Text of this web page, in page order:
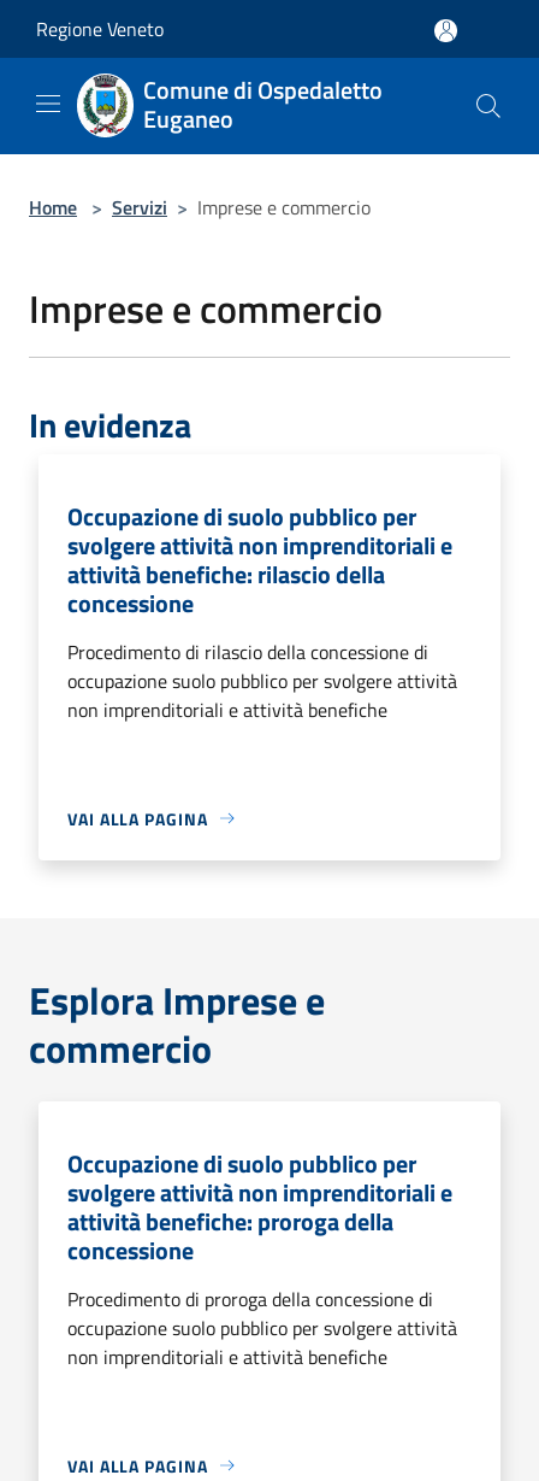
Regione Veneto
Comune di Ospedaletto
Euganeo
Home > Servizi > Imprese e commercio
Imprese e commercio
In evidenza
Occupazione di suolo pubblico per
svolgere attività non imprenditoriali e
attività benefiche: rilascio della
concessione
Procedimento di rilascio della concessione di
occupazione suolo pubblico per svolgere attività
non imprenditoriali e attività benefiche
VAI ALLA PAGINA
Esplora Imprese e
commercio
Occupazione di suolo pubblico per
svolgere attività non imprenditoriali e
attività benefiche: proroga della
concessione
Procedimento di proroga della concessione di
occupazione suolo pubblico per svolgere attività
non imprenditoriali e attività benefiche
VAI ALLA PAGINA